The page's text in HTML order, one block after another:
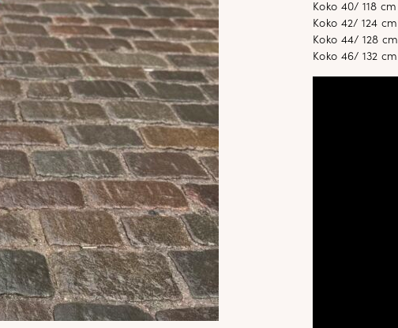
Koko 40/ 118 cm
Koko 42/ 124 cm
Koko 44/ 128 cm
Koko 46/ 132 cm